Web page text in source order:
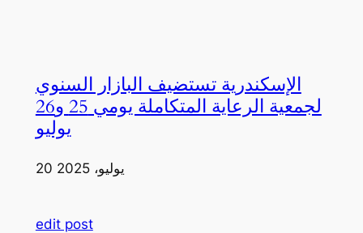
الإسكندرية تستضيف البازار السنوي
لجمعية الرعاية المتكاملة يومي 25 و26
يوليو
20 يوليو، 2025
edit post